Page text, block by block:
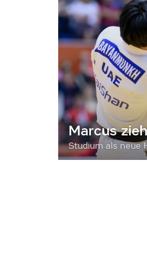
Marcus
Studium als neue